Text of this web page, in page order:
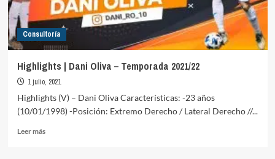
Consultoría
Highlights | Dani Oliva – Temporada 2021/22
1 julio, 2021
Highlights (V) – Dani Oliva Características: -23 años
(10/01/1998) -Posición: Extremo Derecho / Lateral Derecho //...
Leer másLeer